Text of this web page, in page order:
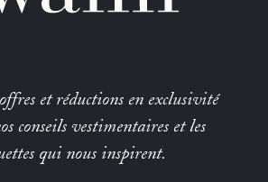
et réductions en exclusivité
conseils vestimentaires et les
qui nous inspirent.